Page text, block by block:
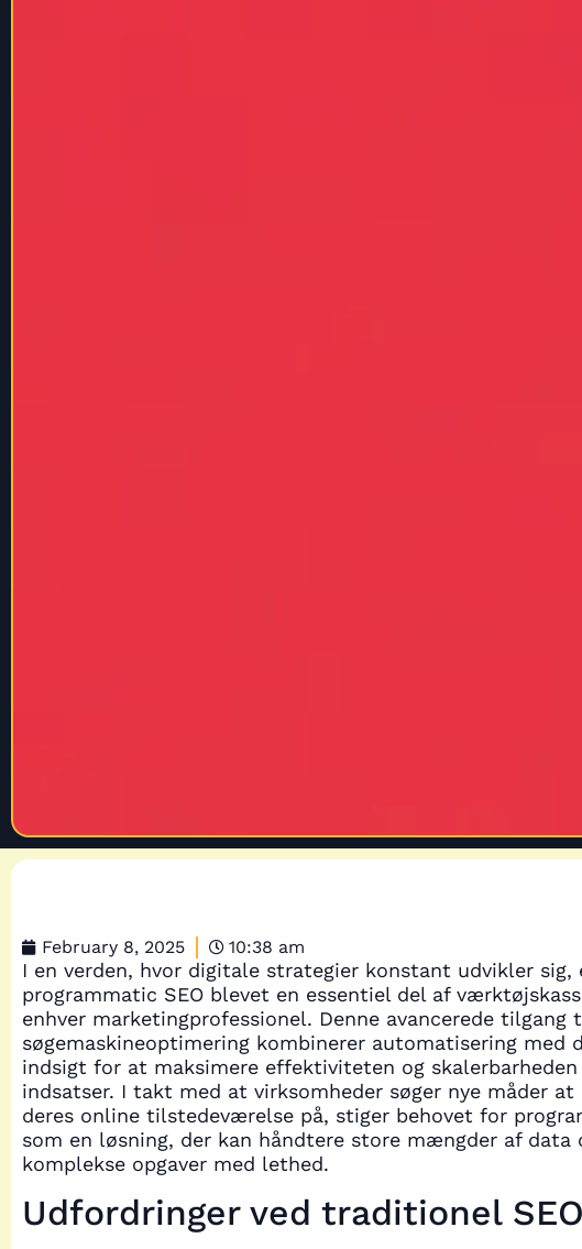
February 8, 2025 10:38 am
I en verden, hvor digitale strategier konstant udvikler sig,
programmatic SEO blevet en essentiel del af
enhver marketingprofessionel. Denne avancerede tilgang
søgemaskineoptimering kombinerer automatisering med
indsigt for at maksimere effektiviteten og skalerbarheden
indsatser. I takt med at virksomheder søger nye måder
deres online tilstedeværelse på, stiger behovet for
som en løsning, der kan håndtere store mængder af data
komplekse opgaver med lethed.
Udfordringer ved traditionel SEO